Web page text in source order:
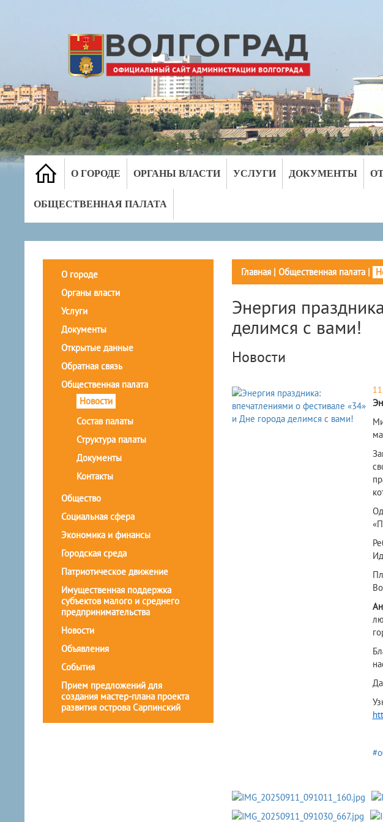
О ГОРОДЕ ОРГАНЫ ВЛАСТИ УСЛУГИ ДОКУМЕНТЫ
ОБЩЕСТВЕННАЯ ПАЛАТА
О городе
Органы власти
Услуги
Документы
Открытые данные
Обратная связь
Общественная палата
Новости
Состав палаты
Структура палаты
Документы
Контакты
Общество
Социальная сфера
Экономика и финансы
Городская среда
Патриотическое движение
Имущественная поддержка
субъектов малого и среднего
предпринимательства
Новости
Объявления
События
Прием предложений для
создания мастер-плана проекта
развития острова Сарпинский
Главная| Общественная палата|
Энергия
делимся с вами!
Новости